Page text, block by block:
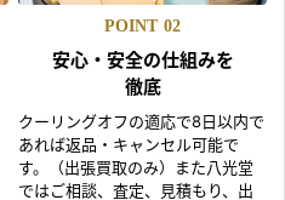
POINT 02
安心・安全の仕組みを
徹底
クーリングオフの適応で8日以内で
あれば返品・キャンセル可能で
す。（出張買取のみ）また八光堂
ではご相談、査定、見積もり、出